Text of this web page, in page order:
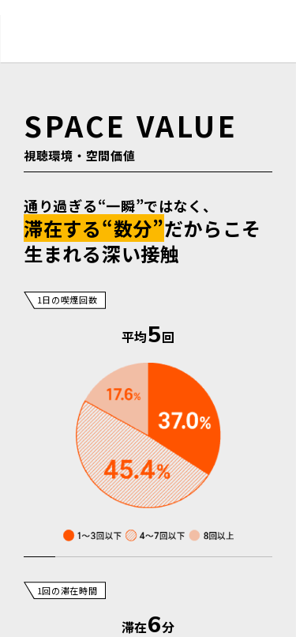
SPACE VALUE
視聴環境・空間価値
通り過ぎる“一瞬”ではなく、
滞在する“数分”だからこそ
生まれる深い接触
1日の喫煙回数
平均5回
1回の滞在時間
滞在6分